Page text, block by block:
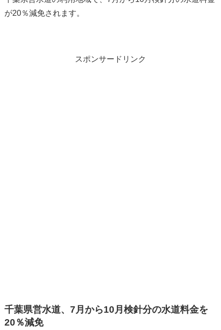
が20％減免されます。
スポンサードリンク
千葉県営水道、7月から10月検針分の水道料金を
20％減免